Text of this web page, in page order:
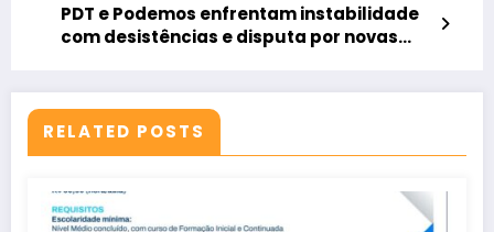
PDT e Podemos enfrentam instabilidade
com desistências e disputa por novas
RELATED POSTS